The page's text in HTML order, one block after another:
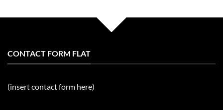
CONTACT FORM FLAT
(insert contact form here)